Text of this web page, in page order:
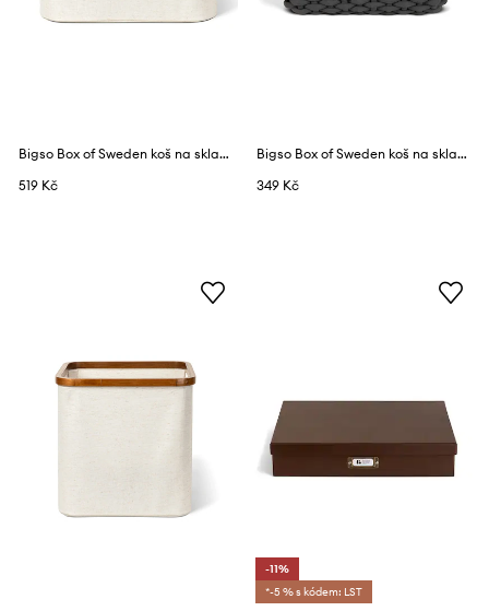
Bigso Box of Sweden koš na skladování s přídavkem lnu 38 x 26 x 16 cm
519 Kč
Bigso Box of Sweden koš na skladování z textilního materiálu 35 x 25 x 14 cm
349 Kč
-11%
*-5 % s kódem: LST